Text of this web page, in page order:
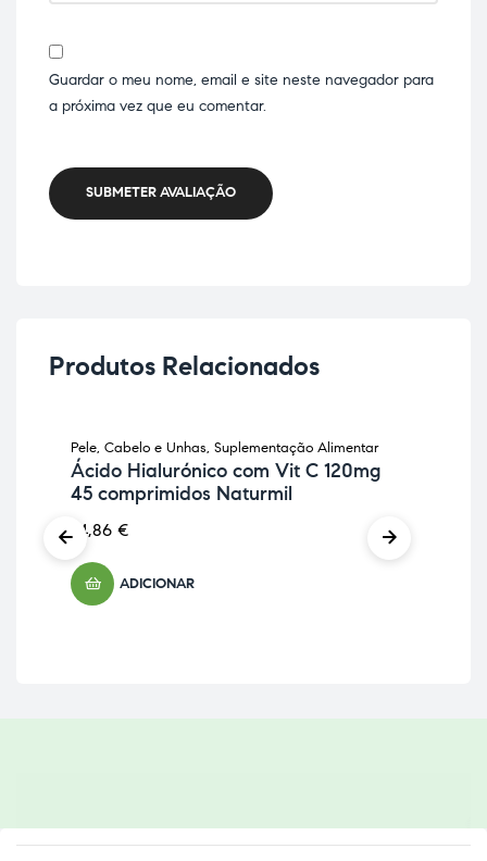
Guardar o meu nome, email e site neste navegador para
a próxima vez que eu comentar.
SUBMETER AVALIAÇÃO
Produtos Relacionados
Pele, Cabelo e Unhas, Suplementação Alimentar
Ácido Hialurónico com Vit C 120mg
45 comprimidos Naturmil
24,86 €
ADICIONAR